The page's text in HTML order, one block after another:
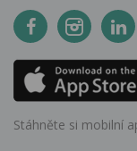
Stáhněte si mobilní